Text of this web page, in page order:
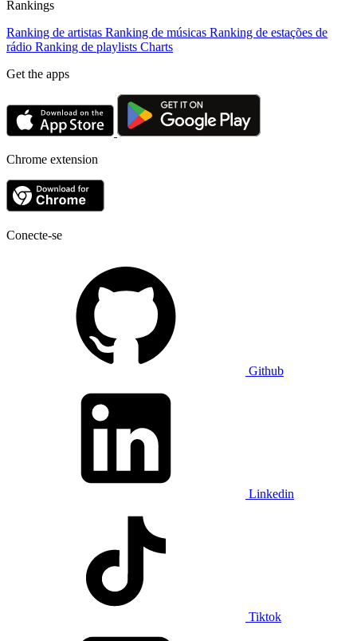
Rankings
Ranking de artistas Ranking de músicas Ranking de estações de
rádio Ranking de playlists Charts
Get the apps
Chrome extension
Conecte-se
Github
Linkedin
Tiktok